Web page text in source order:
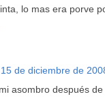
lo mas era porve
15 de diciembre de
asombro después